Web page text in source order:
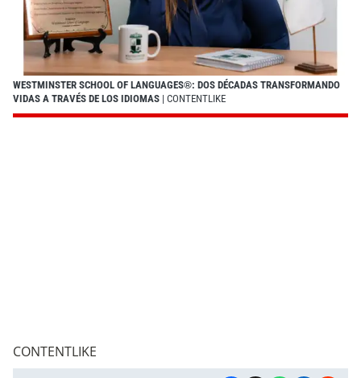
WESTMINSTER SCHOOL OF LANGUAGES®: DOS DÉCADAS TRANSFORMANDO
VIDAS A TRAVÉS DE LOS IDIOMAS | CONTENTLIKE
CONTENTLIKE